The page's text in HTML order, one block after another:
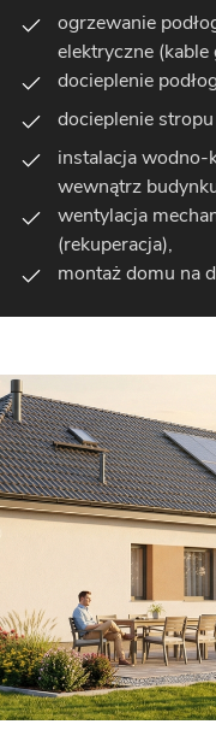
ogrzewanie
elektryczne
docieplenie
docieplenie
instalacja wodno-
wewnątrz
wentylacja
(rekuperacja),
montaż domu na